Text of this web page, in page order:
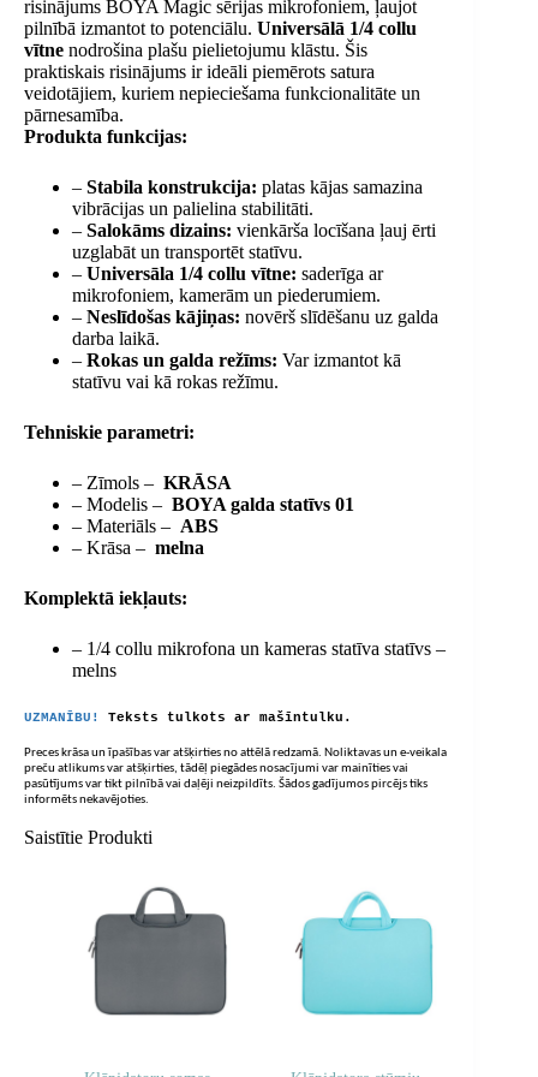
risinājums BOYA Magic sērijas mikrofoniem, ļaujot
pilnībā izmantot to potenciālu. Universālā 1/4 collu
vītne nodrošina plašu pielietojumu klāstu. Šis
praktiskais risinājums ir ideāli piemērots satura
veidotājiem, kuriem nepieciešama funkcionalitāte un
pārnesamība.
Produkta funkcijas:
– Stabila konstrukcija: platas kājas samazina
vibrācijas un palielina stabilitāti.
– Salokāms dizains: vienkārša locīšana ļauj ērti
uzglabāt un transportēt statīvu.
– Universāla 1/4 collu vītne: saderīga ar
mikrofoniem, kamerām un piederumiem.
– Neslīdošas kājiņas: novērš slīdēšanu uz galda
darba laikā.
– Rokas un galda režīms: Var izmantot kā
statīvu vai kā rokas režīmu.
Tehniskie parametri:
– Zīmols – KRĀSA
– Modelis – BOYA galda statīvs 01
– Materiāls – ABS
– Krāsa – melna
Komplektā iekļauts:
– 1/4 collu mikrofona un kameras statīva statīvs –
melns
UZMANĪBU! Teksts tulkots ar mašīntulku.
Preces krāsa un īpašības var atšķirties no attēlā redzamā. Noliktavas un e-veikala
preču atlikums var atšķirties, tādēļ piegādes nosacījumi var mainīties vai
pasūtījums var tikt pilnībā vai daļēji neizpildīts. Šādos gadījumos pircējs tiks
informēts nekavējoties.
Saistītie Produkti